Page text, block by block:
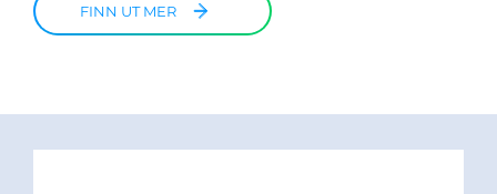
FINN UT MER